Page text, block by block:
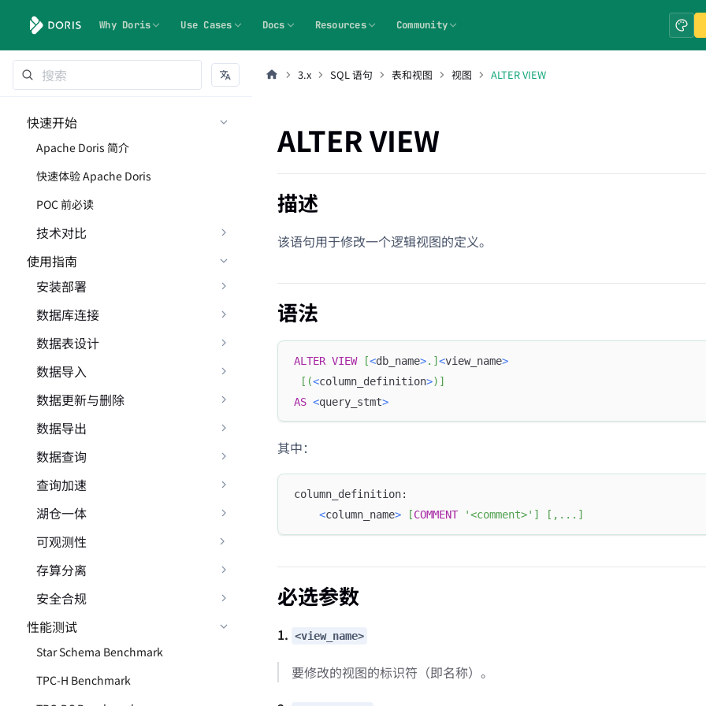
Why Doris Use Cases Docs Resources Community
快速开始
Apache Doris 简介
快速体验 Apache Doris
POC 前必读
技术对比
使用指南
安装部署
数据库连接
数据表设计
数据导入
数据更新与删除
数据导出
数据查询
查询加速
湖仓一体
可观测性
存算分离
安全合规
性能测试
Star Schema Benchmark
TPC-H Benchmark
3.x SQL 语句 表和视图 视图 ALTER VIEW
ALTER VIEW
描述
该语句用于修改一个逻辑视图的定义。
语法
ALTER VIEW [<db_name>. ] <view_name>
[ (<column_definition>) ]
AS <query_stmt>
其中：
column_definition:
<column_name> [COMMENT '<comment>' ] [ , . . . ]
必选参数
1. <view_name>
要修改的视图的标识符（即名称）。